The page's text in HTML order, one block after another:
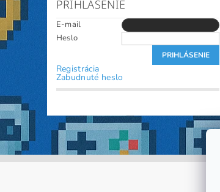
PRIHLÁSENIE
E-mail
Heslo
Registrácia
Zabudnuté heslo